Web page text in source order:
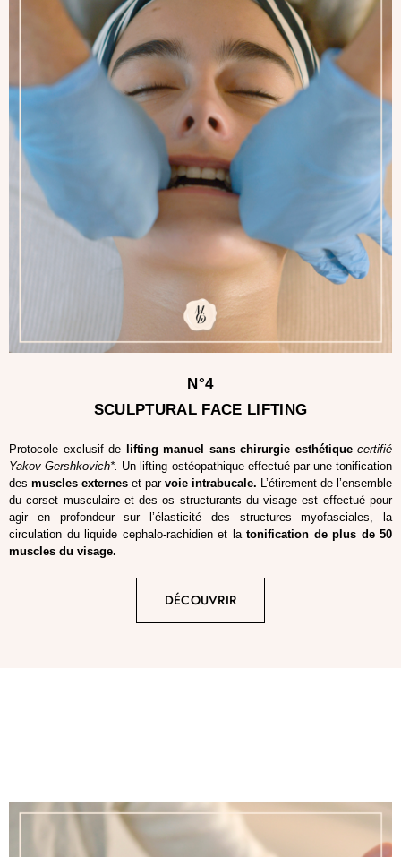
N°4
SCULPTURAL FACE LIFTING
Protocole exclusif de lifting manuel sans chirurgie esthétique certifié
Yakov Gershkovich*. Un lifting ostéopathique effectué par une tonification
des muscles externes et parvoie intrabucale. L’étirement de l’ensemble
du corset musculaire et des os structurants du visage est effectué pour
agir en profondeur sur l’élasticité des structures myofasciales, la
circulation du liquide cephalo-rachidien et latonification de plus de 50
muscles du visage.
DÉCOUVRIR